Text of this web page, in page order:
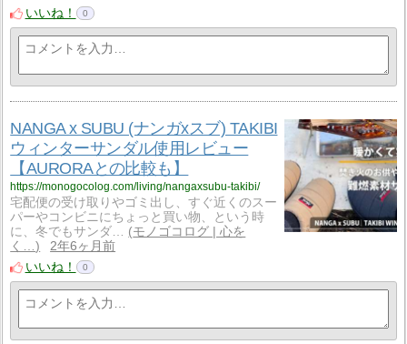
いいね！
0
NANGA x SUBU (ナンガxスブ) TAKIBI
ウィンターサンダル使用レビュー
【AURORAとの比較も】
https://monogocolog.com/living/nangaxsubu-takibi/
宅配便の受け取りやゴミ出し、すぐ近くのスー
パーやコンビニにちょっと買い物、という時
に、冬でもサンダ…
モノゴコログ | 心を
く…
2年6ヶ月前
いいね！
0